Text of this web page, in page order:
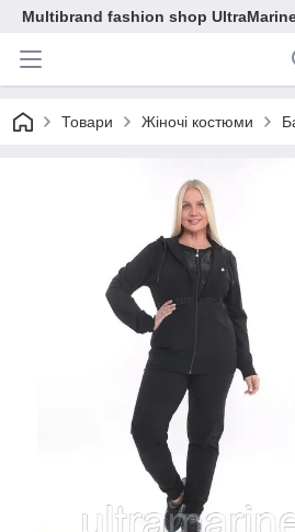
Multibrand fashion shop
Товари Жіночі костюми